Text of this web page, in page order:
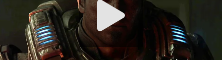
Soutěže
Databáze